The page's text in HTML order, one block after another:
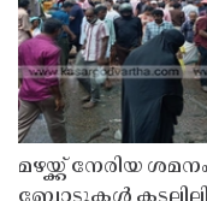
മഴയ്ക്ക് നേരിയ